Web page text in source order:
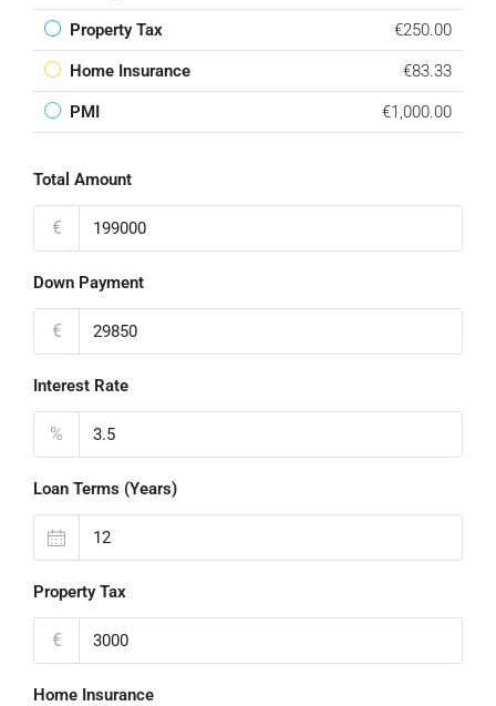
Property Tax €250.00
Home Insurance €83.33
PMI €1,000.00
Total Amount
€
Down Payment
€
Interest Rate
%
Loan Terms (Years)
Property Tax
€
Home Insurance